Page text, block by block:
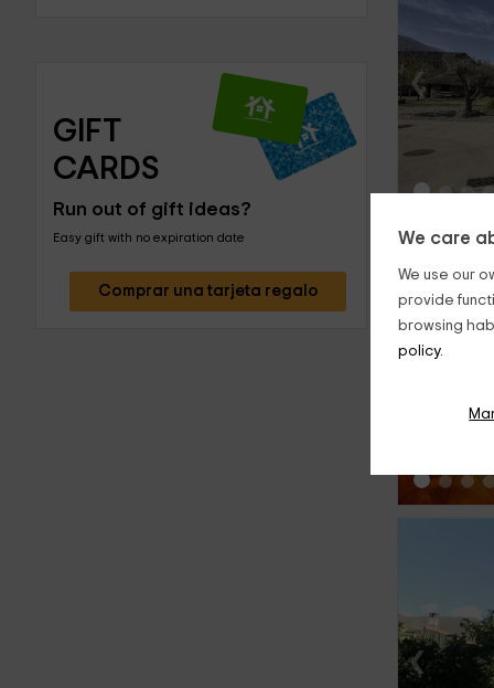
We care
We use our
provide
browsing
policy.
GIFT
CARDS
Run out of gift ideas?
Easy gift with no expiration date
Comprar una tarjeta regalo
‹
‹
‹